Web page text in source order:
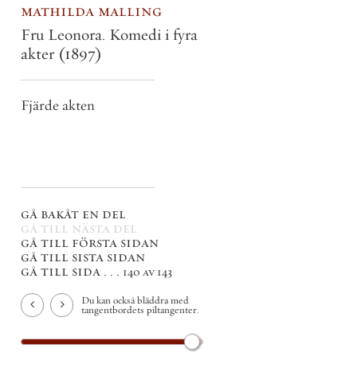
mathilda malling
Fru Leonora. Komedi i fyra
akter (1897)
Fjärde akten
gå bakåt en del
gå till nästa del
gå till första sidan
gå till sista sidan
gå till sida . . . 140 av 143
Du kan också bläddra med
tangentbordets piltangenter.